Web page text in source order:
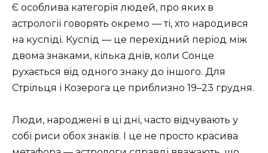
Є особлива категорія людей, про яких в
астрології говорять окремо — ті, хто народився
на куспіді. Куспід — це перехідний період між
двома знаками, кілька днів, коли Сонце
рухається від одного знаку до іншого. Для
Стрільця і Козерога це приблизно 19–23 грудня.
Люди, народжені в ці дні, часто відчувають у
собі риси обох знаків. І це не просто красива